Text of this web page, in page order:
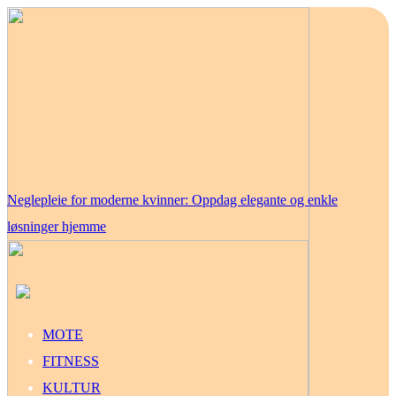
Neglepleie for moderne kvinner: Oppdag elegante og enkle
løsninger hjemme
MOTE
FITNESS
KULTUR